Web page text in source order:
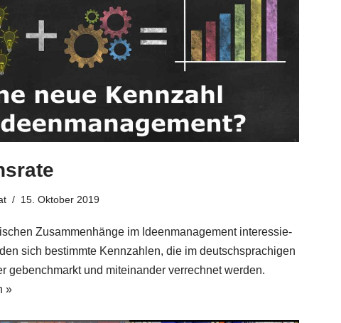
15. Oktober 2019
Zusam­men­hän­ge im Ideen­ma­nage­ment inter­es­sie­
sich bestimm­te Kenn­zah­len, die im deutsch­spra­chi­gen
gebench­markt und mit­ein­an­der ver­rech­net wer­den.
»